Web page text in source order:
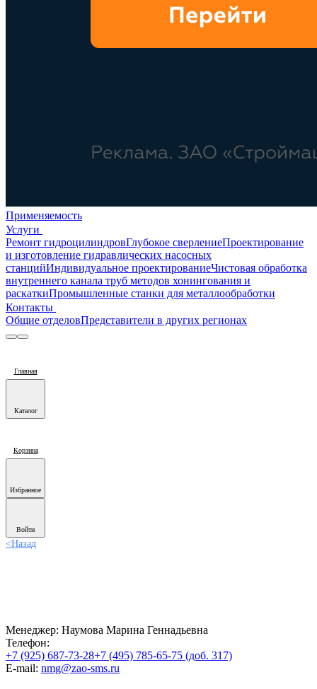
Применяемость
Услуги
Ремонт гидроцилиндровГлубокое сверлениеПроектирование
и изготовление гидравлических насосных
станцийИндивидуальное проектированиеЧистовая обработка
внутреннего канала труб методов хонингования и
раскаткиПромышленные станки для металлообработки
Контакты
Общие отделовПредставители в других регионах
Главная
Каталог
Корзина
Избранное
Войти
<Назад
Менеджер: Наумова Марина Геннадьевна
Телефон:
+7 (925) 687-73-28+7 (495) 785-65-75 (доб. 317)
E-mail: nmg@zao-sms.ru